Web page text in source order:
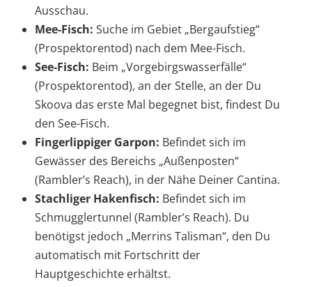
Ausschau.
Mee-Fisch: Suche im Gebiet „Bergaufstieg“
(Prospektorentod) nach dem Mee-Fisch.
See-Fisch: Beim „Vorgebirgswasserfälle“
(Prospektorentod), an der Stelle, an der Du
Skoova das erste Mal begegnet bist, findest Du
den See-Fisch.
Fingerlippiger Garpon: Befindet sich im
Gewässer des Bereichs „Außenposten“
(Rambler’s Reach), in der Nähe Deiner Cantina.
Stachliger Hakenfisch: Befindet sich im
Schmugglertunnel (Rambler’s Reach). Du
benötigst jedoch „Merrins Talisman“, den Du
automatisch mit Fortschritt der
Hauptgeschichte erhältst.